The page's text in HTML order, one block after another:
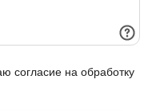
согласие на обработку